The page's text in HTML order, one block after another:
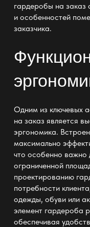
гардеробы на заказ
и особенностей
заказчика.
Одним из ключевых
на заказ является
эргономика.
максимально
что особенно важно
ограниченной
проектированию
потребности
одежды, обуви или
элемент гардероба
обеспечивая